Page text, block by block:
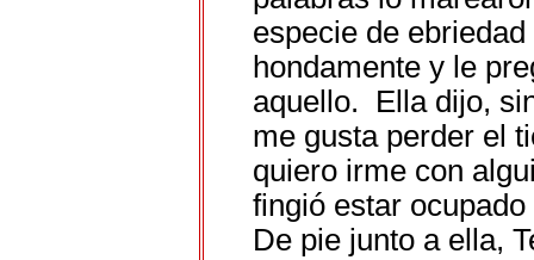
especie de
hondamente y le
aquello. Ella dijo,
me gusta perder el
quiero irme con
fingió estar
De pie junto a ella,